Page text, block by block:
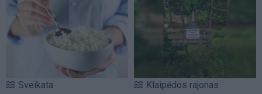
Sveikata Klaipėdos rajonas